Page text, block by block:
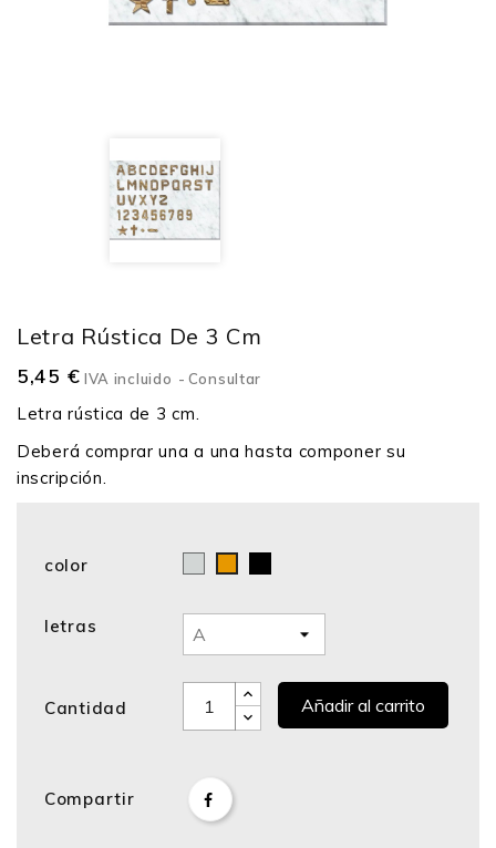
Letra Rústica De 3 Cm
5,45 € IVA incluido Consultar
Letra rústica de 3 cm.
Deberá comprar una a una hasta componer su
inscripción.
color
letras
Cantidad Añadir al carrito
Compartir